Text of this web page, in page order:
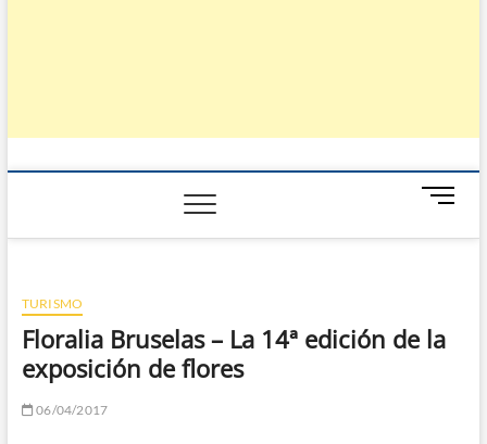
B
t
e
TURISMO
Floralia Bruselas – La 14ª edición de la
exposición de flores
06/04/2017